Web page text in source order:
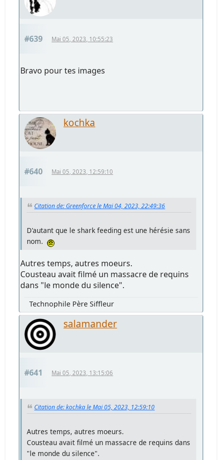
#639 Mai 05, 2023, 10:55:23
Bravo pour tes images
kochka
#640 Mai 05, 2023, 12:59:10
Citation de: Greenforce le Mai 04, 2023, 22:49:36
D'autant que le shark feeding est une hérésie sans
nom.
Autres temps, autres moeurs.
Cousteau avait filmé un massacre de requins
dans "le monde du silence".
Technophile Père Siffleur
salamander
#641 Mai 05, 2023, 13:15:06
Citation de: kochka le Mai 05, 2023, 12:59:10
Autres temps, autres moeurs.
Cousteau avait filmé un massacre de requins dans
"le monde du silence".